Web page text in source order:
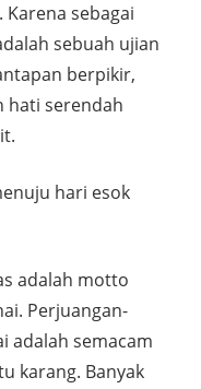
sebagai
sebuah ujian
berpikir,
hati serendah
hari esok
adalah motto
Perjuangan-
adalah semacam
karang. Banyak